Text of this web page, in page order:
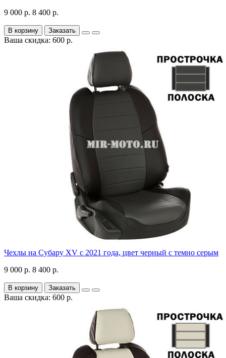
9 000 р. 8 400 р.
В корзину Заказать
Ваша скидка: 600 р.
Чехлы на Субару XV с 2021 года, цвет черный с темно серым
9 000 р. 8 400 р.
В корзину Заказать
Ваша скидка: 600 р.